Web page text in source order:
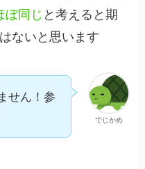
ぼ同じ と考えると期
ないと思います
でじかめ
せん！参